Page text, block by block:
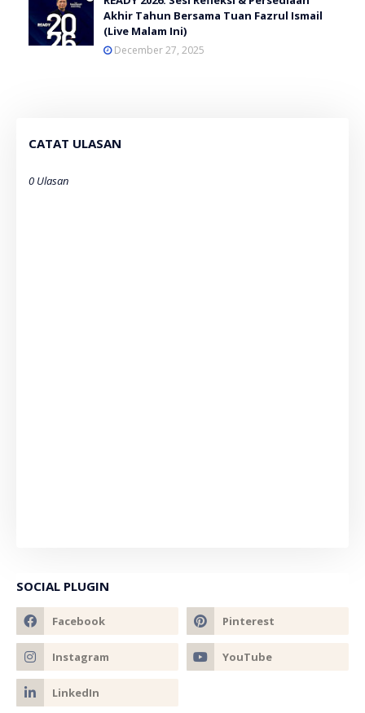
Akhir Tahun Bersama Tuan Fazrul Ismail
(Live Malam Ini)
December 27, 2025
CATAT ULASAN
0 Ulasan
SOCIAL PLUGIN